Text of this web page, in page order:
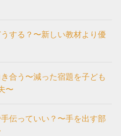
する？〜新しい教材より優
合う〜減った宿題を子ども
〜
伝っていい？〜手を出す部